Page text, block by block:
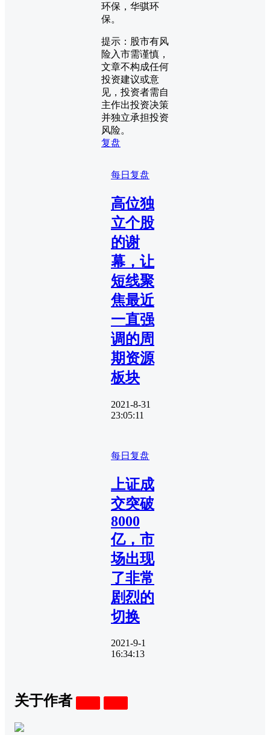
环保，华骐环
保。
提示：股市有风
险入市需谨慎，
文章不构成任何
投资建议或意
见，投资者需自
主作出投资决策
并独立承担投资
风险。
复盘
每日复盘
高位独
立个股
的谢
幕，让
短线聚
焦最近
一直强
调的周
期资源
板块
2021-8-31
23:05:11
每日复盘
上证成
交突破
8000
亿，市
场出现
了非常
剧烈的
切换
2021-9-1
16:34:13
关于作者